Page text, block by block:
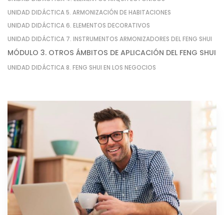
UNIDAD DIDÁCTICA 5. ARMONIZACIÓN DE HABITACIONES
UNIDAD DIDÁCTICA 6. ELEMENTOS DECORATIVOS
UNIDAD DIDÁCTICA 7. INSTRUMENTOS ARMONIZADORES DEL FENG SHUI
MÓDULO 3. OTROS ÁMBITOS DE APLICACIÓN DEL FENG SHUI
UNIDAD DIDÁCTICA 8. FENG SHUI EN LOS NEGOCIOS